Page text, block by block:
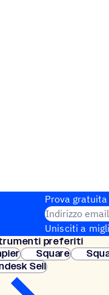
Prova
Indirizzo email
Unisciti a
preferiti
Square
Sell